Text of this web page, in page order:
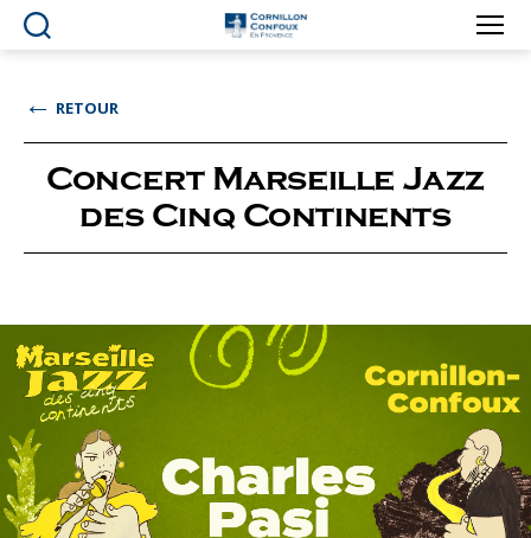
Ville
en
Provence
← RETOUR
Concert Marseille Jazz
des Cinq Continents